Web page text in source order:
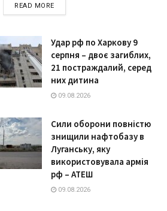
READ MOREDETAILS
Удар рф по Харкову 9
серпня – двоє загиблих,
21 постраждалий, серед
них дитина
09.08.2026
Сили оборони повністю
знищили нафтобазу в
Луганську, яку
використовувала армія
рф – АТЕШ
09.08.2026